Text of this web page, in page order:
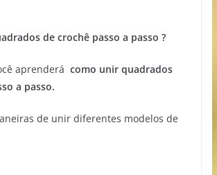
de crochê passo a passo ?
aprenderá como unir quadrados
a passo.
de unir diferentes modelos de